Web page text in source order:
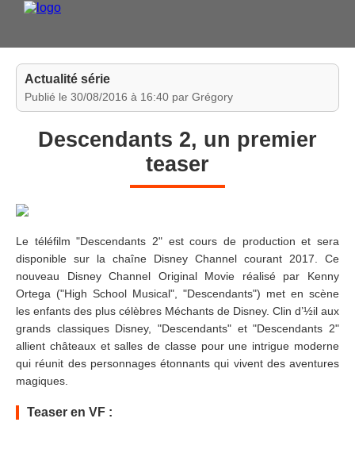
Actualité série
Publié le 30/08/2016 à 16:40 par Grégory
Descendants 2, un premier
teaser
Le téléfilm "Descendants 2" est cours de production et sera
disponible sur la chaîne Disney Channel courant 2017. Ce
nouveau Disney Channel Original Movie réalisé par Kenny
Ortega ("High School Musical", "Descendants") met en scène
les enfants des plus célèbres Méchants de Disney. Clin d’½il aux
grands classiques Disney, "Descendants" et "Descendants 2"
allient châteaux et salles de classe pour une intrigue moderne
qui réunit des personnages étonnants qui vivent des aventures
magiques.
Teaser en VF :